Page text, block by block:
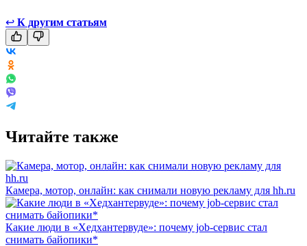
↩ К другим статьям
Читайте также
Камера, мотор, онлайн: как снимали новую рекламу для hh.ru
Какие люди в «Хедхантервуде»: почему job-сервис стал
снимать байопики*